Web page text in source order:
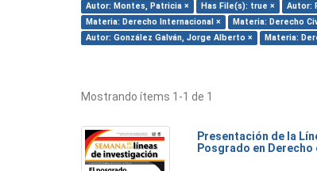
Autor: Montes, Patricia ×
Has File(s): true × Autor:
Materia: Derecho Internacional ×
Materia: Derecho
Autor: González Galván, Jorge Alberto ×
Materia:
Mostrando ítems 1-1 de 1
Presentación de la
Posgrado en Derecho